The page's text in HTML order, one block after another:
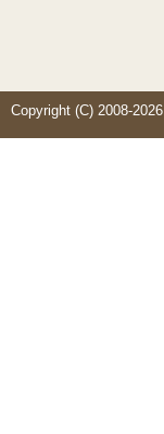
Copyright (C) 2008-